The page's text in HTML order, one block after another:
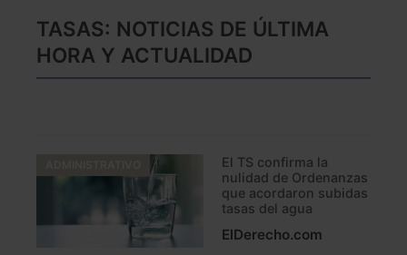
TASAS: NOTICIAS DE ÚLTIMA
HORA Y ACTUALIDAD
El TS confirma la
nulidad de Ordenanzas
que acordaron subidas
tasas del agua
ElDerecho.com